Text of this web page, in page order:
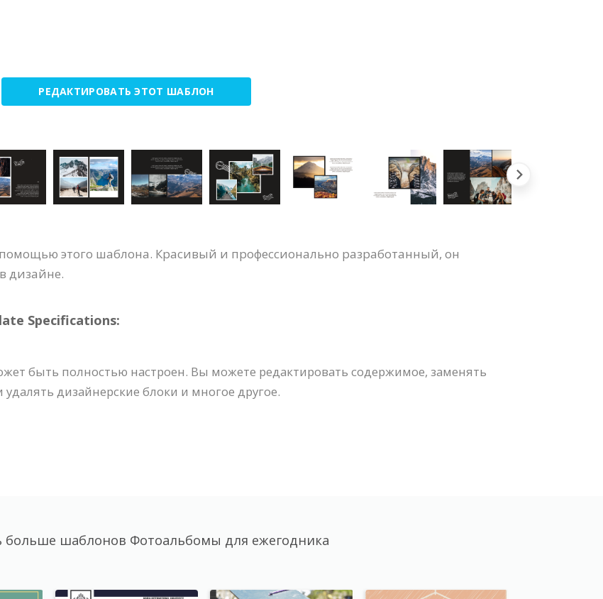
РЕДАКТИРОВАТЬ ЭТОТ ШАБЛОН
этого шаблона. Красивый и профессионально разработанный, он
дизайне.
Specifications:
быть полностью настроен. Вы можете редактировать содержимое, заменять
дизайнерские блоки и многое другое.
больше шаблонов Фотоальбомы для ежегодника